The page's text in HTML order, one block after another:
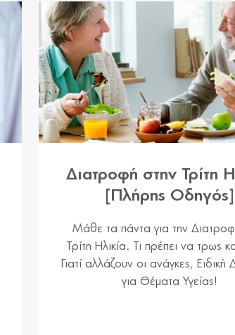
Διατροφή στην Τρίτη
[Πλήρης Οδηγός]
Μάθε τα πάντα για την
Τρίτη Ηλικία. Τι πρέπει να τρως
Γιατί αλλάζουν οι ανάγκες, Ειδική
για Θέματα Υγείας!